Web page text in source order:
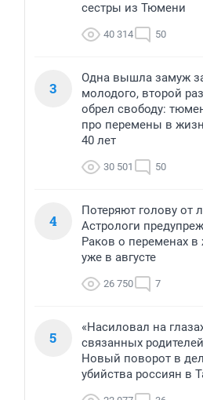
сестры из Тюмени
40 314 50
3
Одна вышла замуж
молодого, второй
обрел свободу:
про перемены в
40 лет
30 501 50
4
Потеряют голову от
Астрологи
Раков о переменах в
уже в августе
26 750 7
5
«Насиловал на
связанных
Новый поворот в
убийства россиян в